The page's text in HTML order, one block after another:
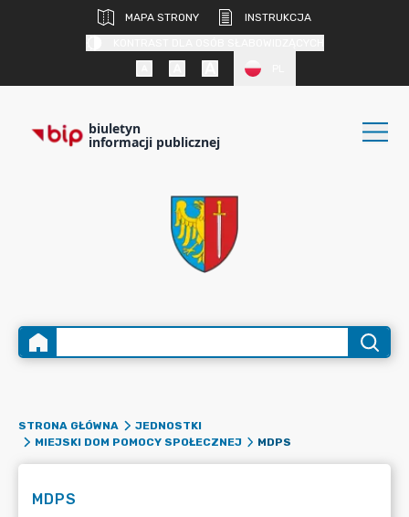
MAPA STRONY
INSTRUKCJA
biuletyn
informacji publicznej
STRONA GŁÓWNA
JEDNOSTKI
MIEJSKI DOM POMOCY SPOŁECZNEJ
MDPS
MDPS